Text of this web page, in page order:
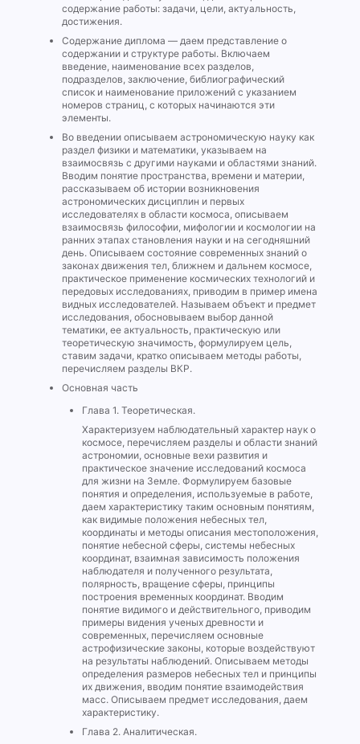
содержание работы: задачи, цели, актуальность,
достижения.
Содержание диплома — даем представление о
содержании и структуре работы. Включаем
введение, наименование всех разделов,
подразделов, заключение, библиографический
список и наименование приложений с указанием
номеров страниц, с которых начинаются эти
элементы.
Во введении описываем астрономическую науку как
раздел физики и математики, указываем на
взаимосвязь с другими науками и областями знаний.
Вводим понятие пространства, времени и материи,
рассказываем об истории возникновения
астрономических дисциплин и первых
исследователях в области космоса, описываем
взаимосвязь философии, мифологии и космологии на
ранних этапах становления науки и на сегодняшний
день. Описываем состояние современных знаний о
законах движения тел, ближнем и дальнем космосе,
практическое применение космических технологий и
передовых исследованиях, приводим в пример имена
видных исследователей. Называем объект и предмет
исследования, обосновываем выбор данной
тематики, ее актуальность, практическую или
теоретическую значимость, формулируем цель,
ставим задачи, кратко описываем методы работы,
перечисляем разделы ВКР.
Основная часть
Глава 1. Теоретическая.
Характеризуем наблюдательный характер наук о
космосе, перечисляем разделы и области знаний
астрономии, основные вехи развития и
практическое значение исследований космоса
для жизни на Земле. Формулируем базовые
понятия и определения, используемые в работе,
даем характеристику таким основным понятиям,
как видимые положения небесных тел,
координаты и методы описания местоположения,
понятие небесной сферы, системы небесных
координат, взаимная зависимость положения
наблюдателя и полученного результата,
полярность, вращение сферы, принципы
построения временных координат. Вводим
понятие видимого и действительного, приводим
примеры видения ученых древности и
современных, перечисляем основные
астрофизические законы, которые воздействуют
на результаты наблюдений. Описываем методы
определения размеров небесных тел и принципы
их движения, вводим понятие взаимодействия
масс. Описываем предмет исследования, даем
характеристику.
Глава 2. Аналитическая.